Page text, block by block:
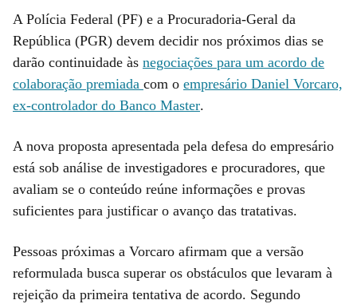
A Polícia Federal (PF) e a Procuradoria-Geral da
República (PGR) devem decidir nos próximos dias se
darão continuidade às negociações para um acordo de
colaboração premiada com o empresário Daniel Vorcaro,
ex-controlador do Banco Master.
A nova proposta apresentada pela defesa do empresário
está sob análise de investigadores e procuradores, que
avaliam se o conteúdo reúne informações e provas
suficientes para justificar o avanço das tratativas.
Pessoas próximas a Vorcaro afirmam que a versão
reformulada busca superar os obstáculos que levaram à
rejeição da primeira tentativa de acordo. Segundo